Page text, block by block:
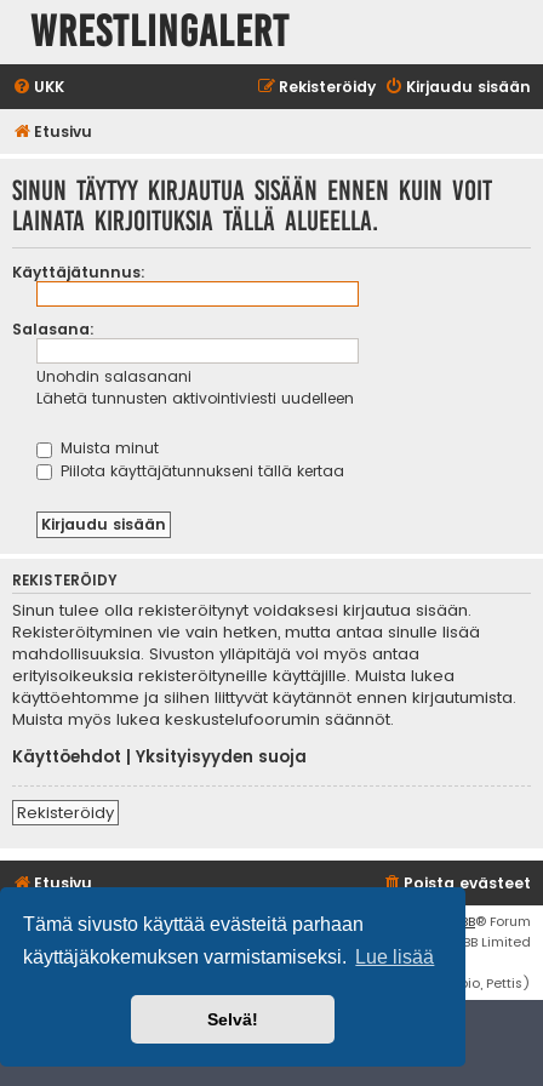
Tämä sivusto käyttää evästeitä parhaan
käyttäjäkokemuksen varmistamiseksi.
Lue lisää
Selvä!
WrestlingAlert
UKK Kirjaudu sisään
Rekisteröidy
Etusivu
Sinun täytyy kirjautua sisään ennen kuin voit
lainata kirjoituksia tällä alueella.
Käyttäjätunnus:
Salasana:
Unohdin salasanani
Lähetä tunnusten aktivointiviesti uudelleen
Muista minut
Piilota käyttäjätunnukseni tällä kertaa
REKISTERÖIDY
Sinun tulee olla rekisteröitynyt voidaksesi kirjautua sisään.
Rekisteröityminen vie vain hetken, mutta antaa sinulle lisää
mahdollisuuksia. Sivuston ylläpitäjä voi myös antaa
erityisoikeuksia rekisteröityneille käyttäjille. Muista lukea
käyttöehtomme ja siihen liittyvät käytännöt ennen kirjautumista.
Muista myös lukea keskustelufoorumin säännöt.
Käyttöehdot
Yksityisyyden suoja
Rekisteröidy
Etusivu Poista evästeet
Flat Style byIan Bradley• Keskustelufoorumin ohjelmisto phpBB® Forum
Software © phpBB Limited
Käännös: phpBB Suomi (lurttinen, harritapio, Pettis)